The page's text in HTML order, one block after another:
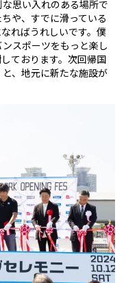
思い入れのある場所で
や、すでに滑っている
ればうれしいです。僕
スポーツをもっと楽し
ております。次回帰国
、地元に新たな施設が